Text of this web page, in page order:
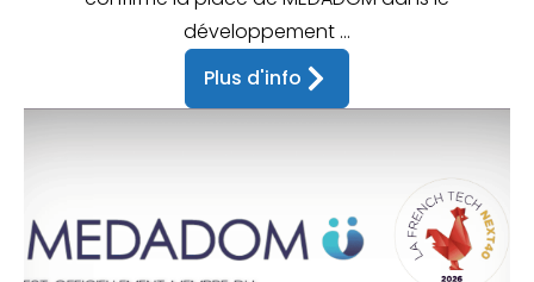
développement ...
Plus d'info